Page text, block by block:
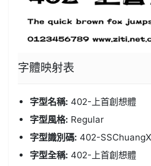
字體映射表
字型名稱: 402-上首創想體
字型風格: Regular
字型識別碼: 402-
字型全稱: 402-上首創想體